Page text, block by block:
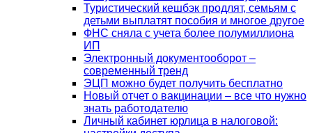
Туристический кешбэк продлят, семьям с
детьми выплатят пособия и многое другое
ФНС сняла с учета более полумиллиона
ИП
Электронный документооборот –
современный тренд
ЭЦП можно будет получить бесплатно
Новый отчет о вакцинации – все что нужно
знать работодателю
Личный кабинет юрлица в налоговой: